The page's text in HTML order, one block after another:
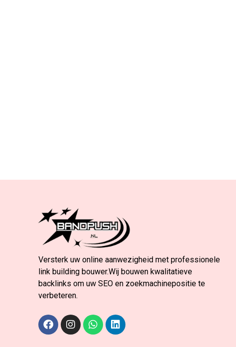
Versterk uw online aanwezigheid met professionele
link building bouwer.Wij bouwen kwalitatieve
backlinks om uw SEO en zoekmachinepositie te
verbeteren.